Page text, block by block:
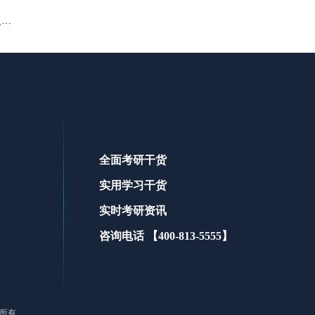
湖北省2023年全国硕士研究生招生考试（初试）成绩公布时间及复核办法
全面考研干货
实用学习干货
实时考研资讯
咨询电话 【400-813-5555】
有